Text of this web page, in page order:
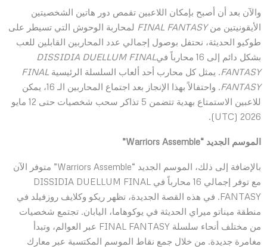
والآن بعد أن أصبح بإمكان اللاعبين تقمص دور هاتين الشخصيتين
الأيقونيتين منFINAL FANTASY لمحاربة الوحوش التي تسيطر على
طوكيو الحديثة، نحتفل بوصول إجمالي عدد المحاربين القابلين للعب
بشكل دائم إلى 16 محارباً في
DISSIDIA DUELLUM FINAL
FANTASY
. يمثل كل محارب أحد ألعاب السلسلة الرئيسية FINAL
FANTASY
. واحتفالاً بهذا الإنجاز بعد اجتماع المحاربين الـ 16، يمكن
للاعبين الاستمتاع بهدية تتضمن 5 تذاكر سحب شخصيات حتى 12 مايو
2026 (UTC).
الموسم الجديد “Warriors Assemble”
بالإضافة إلى ذلك، الموسم الجديد “Warriors Assemble” متوفر الآن
مع توفر إجمالي 16 محارباً في DISSIDIA DUELLUM FINAL
FANTASY. في هذه القصة الجديدة، تظهر ريكو وكلايف روزفيلد في
منطقة ميناتو ميراي الحديثة في يوكوهاما، اليابان. تجتمع شخصيات
من مختلف أنحاء سلسلة FINAL FANTASY عبر العوالم، وتبدأ
مغامرة جديدة. من خلال جمع نقاط الموسم المكتسبة عبر معارك